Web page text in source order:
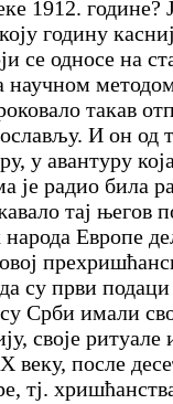
1912. године?
годину
се односе на
научном
такав
И он од
у авантуру
је радио била
тај његов
Европе
су први
Срби имали
своје
веку, после
тј.